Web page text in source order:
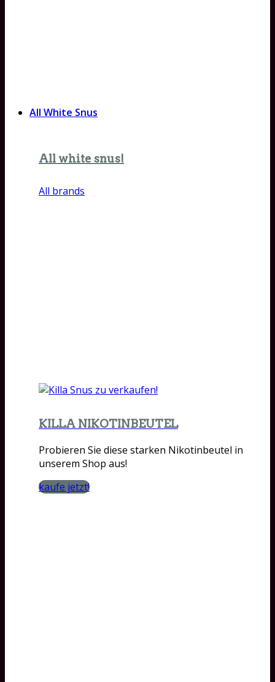
All White Snus
All white snus!
All brands
KILLA NIKOTINBEUTEL
Probieren Sie diese starken Nikotinbeutel in
unserem Shop aus!
kaufe jetzt!